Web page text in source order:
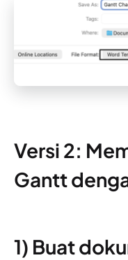
Versi 2:
Gantt
1) Buat